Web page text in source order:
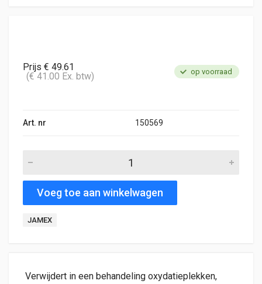
Verwijdert in een behandeling oxydatieplekken,
Prijs € 49.61
(€ 41.00 Ex. btw)
op voorraad
Art. nr 150569
Voeg toe aan winkelwagen
JAMEX